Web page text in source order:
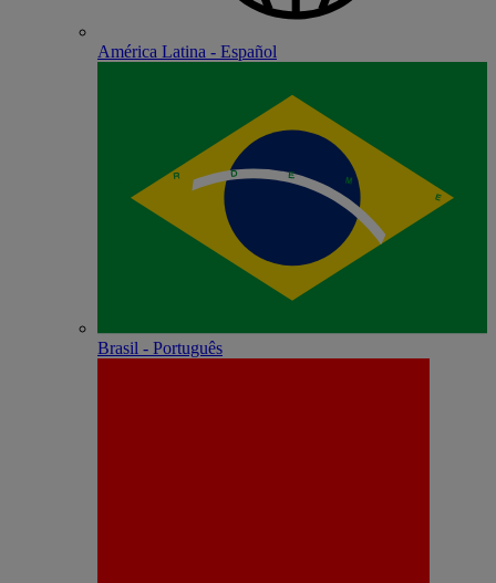
América Latina - Español
Brasil - Português